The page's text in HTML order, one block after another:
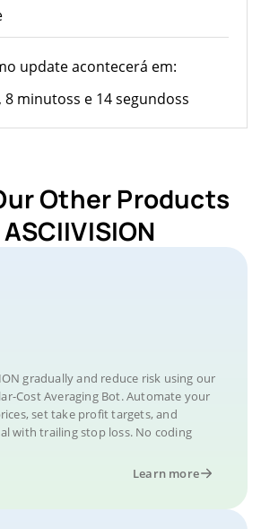
update acontecerá em:
8 minutoss e 14 segundoss
Other Products
gradually and reduce risk using our
Cost Averaging Bot. Automate your
set take profit targets, and
with trailing stop loss. No coding
Learn more